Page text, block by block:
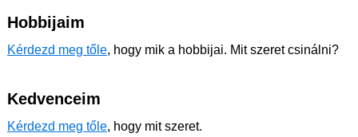
Hobbijaim
Kérdezd meg tőle, hogy mik a hobbijai. Mit szeret csinálni?
Kedvenceim
Kérdezd meg tőle, hogy mit szeret.